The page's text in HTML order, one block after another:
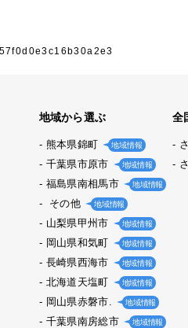
地域から選ぶ
熊本県錦町 地域情報
千葉県市原市 地域情報
福島県南相馬市 地域情報
その他 地域情報
山梨県甲州市 地域情報
岡山県和気町 地域情報
長崎県西海市 地域情報
北海道天塩町 地域情報
岡山県赤磐市. 地域情報
千葉県南房総市 地域情報
全